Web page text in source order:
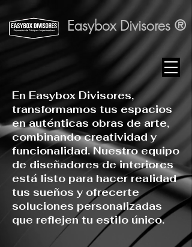
Easybox Divisores ®
En Easybox Divisores,
transformamos tus espacios
en auténticas obras de arte,
combinando creatividad y
funcionalidad. Nuestro equipo
de diseñadores de interiores
está listo para hacer realidad
tus sueños y ofrecerte
soluciones personalizadas
que reflejen tu estilo único.